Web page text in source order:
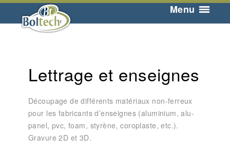
Menu
Lettrage et enseignes
Découpage de différents matériaux non-ferreux
pour les fabricants d’enseignes (aluminium, alu-
panel, pvc, foam, styrène, coroplaste, etc.).
Gravure 2D et 3D.